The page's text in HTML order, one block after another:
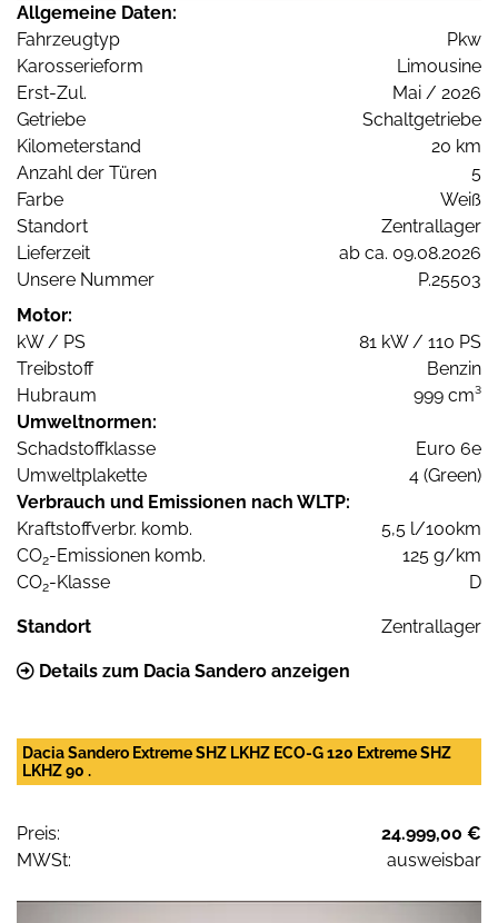
Allgemeine Daten:
Fahrzeugtyp
Pkw
Karosserieform
Limousine
Erst-Zul.
Mai / 2026
Getriebe
Schaltgetriebe
Kilometerstand
20 km
Anzahl der Türen
5
Farbe
Weiß
Standort
Zentrallager
Lieferzeit
ab ca. 09.08.2026
Unsere Nummer
P.25503
Motor:
kW / PS
81 kW / 110 PS
Treibstoff
Benzin
Hubraum
999 cm³
Umweltnormen:
Schadstoffklasse
Euro 6e
Umweltplakette
4 (Green)
Verbrauch und Emissionen nach WLTP:
Kraftstoffverbr. komb.
5,5 l/100km
CO2-Emissionen komb.
125 g/km
CO2-Klasse D
Standort Zentrallager
Details zum Dacia Sandero anzeigen
Dacia Sandero Extreme SHZ LKHZ ECO-G 120 Extreme SHZ
LKHZ 90 .
Preis:
24.999,00 €
MWSt:
ausweisbar